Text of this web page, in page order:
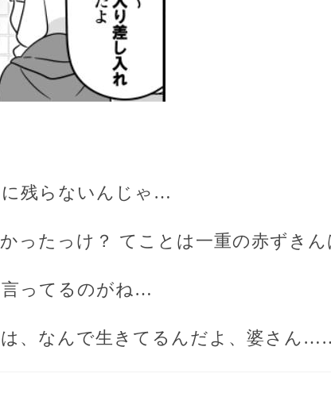
残らないんじゃ…
ったっけ？ てことは一重の赤ずきん
ってるのがね…
、なんで生きてるんだよ、婆さん